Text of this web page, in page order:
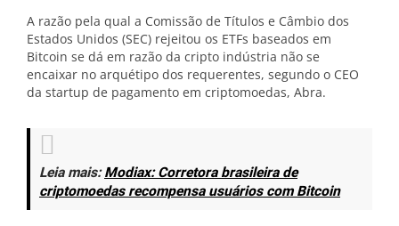
A razão pela qual a Comissão de Títulos e Câmbio dos
Estados Unidos (SEC) rejeitou os ETFs baseados em
Bitcoin se dá em razão da cripto indústria não se
encaixar no arquétipo dos requerentes, segundo o CEO
da startup de pagamento em criptomoedas, Abra.
Leia mais:Modiax: Corretora brasileira de
criptomoedas recompensa usuários com Bitcoin